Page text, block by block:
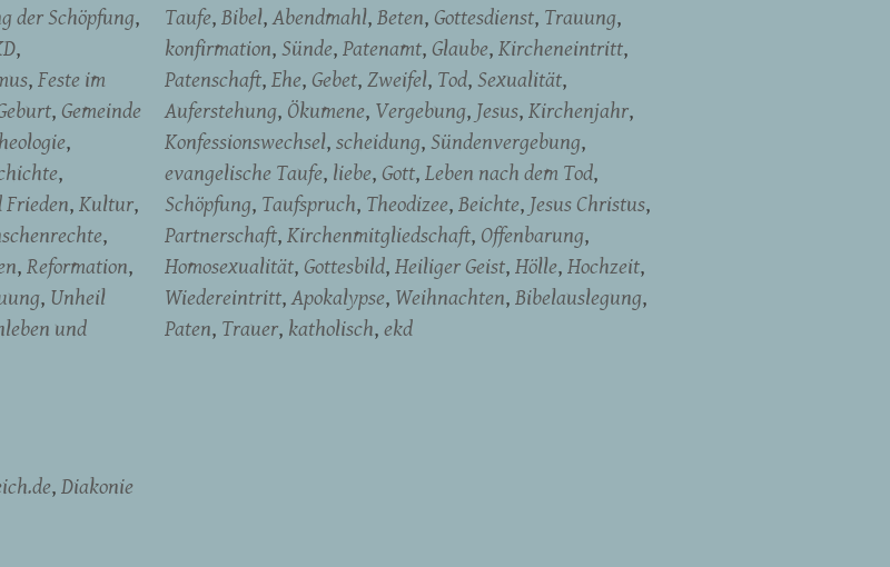
der Schöpfung
Feste im
Gemeinde
Kultur
Reformation
Unheil
und
Taufe Bibel Abendmahl Beten Gottesdienst Trauung
konfirmation Sünde Patenamt Glaube Kircheneintritt
Patenschaft Ehe Gebet Zweifel Tod Sexualität
Auferstehung Ökumene Vergebung Jesus Kirchenjahr
Konfessionswechsel scheidung Sündenvergebung
evangelische Taufe liebe Gott Leben nach dem Tod
Schöpfung Taufspruch Theodizee Beichte Jesus Christus
Partnerschaft Kirchenmitgliedschaft Offenbarung
Homosexualität Gottesbild Heiliger Geist Hölle Hochzeit
Wiedereintritt Apokalypse Weihnachten Bibelauslegung
Paten Trauer katholisch ekd
Diakonie